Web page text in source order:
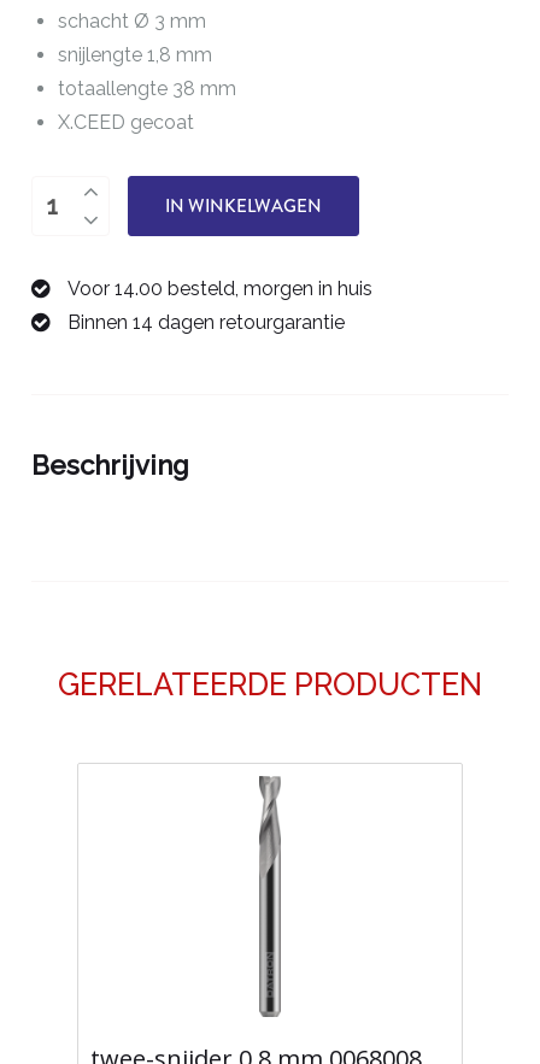
schacht Ø 3 mm
snijlengte 1,8 mm
totaallengte 38 mm
X.CEED gecoat
tweesnijder
0078009K
aantal
IN WINKELWAGEN
Voor 14.00 besteld, morgen in huis
Binnen 14 dagen retourgarantie
Beschrijving
GERELATEERDE PRODUCTEN